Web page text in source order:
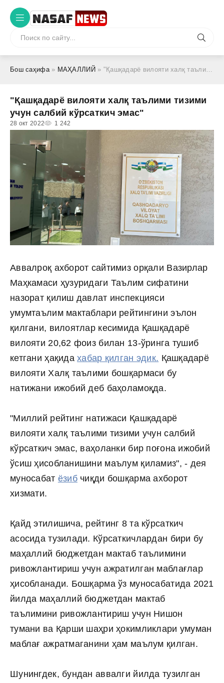
Бош саҳифа» МАҲАЛЛИЙ » "Қашқадарё вилояти халқ таълими тизими учун салбий кўрсаткич эмас"
"Қашқадарё вилояти халқ таълими тизими
учун салбий кўрсаткич эмас"
28 окт 2022 1 242
Аввалроқ ахборот сайтимиз орқали Вазирлар
Маҳкамаси ҳузуридаги Таълим сифатини
назорат қилиш давлат инспекцияси
умумтаълим мактаблари рейтингини эълон
қилгани, вилоятлар кесимида Қашқадарё
вилояти 20,62 фоиз билан 13-ўринга тушиб
кетгани ҳақидахабар қилган эдик. Қашқадарё
вилояти Халқ таълими бошқармаси бу
натижани ижобий деб баҳоламоқда.
"Миллий рейтинг натижаси Қашқадарё
вилояти халқ таълими тизими учун салбий
кўрсаткич эмас, ваҳоланки бир поғона ижобий
ўсиш ҳисобланишини маълум қиламиз", - дея
муносабат ёзибчиқди бошқарма ахборот
хизмати.
Қайд этилишича, рейтинг 8 та кўрсаткич
асосида тузилади. Кўрсаткичлардан бири бу
маҳаллий бюджетдан мактаб таълимини
ривожлантириш учун ажратилган маблағлар
ҳисобланади. Бошқарма ўз муносабатида 2021
йилда маҳаллий бюджетдан мактаб
таълимини ривожлантириш учун Нишон
тумани ва Қарши шаҳри ҳокимликлари умуман
маблағ ажратмаганини ҳам маълум қилган.
Шунингдек, бундан аввалги йилда тузилган